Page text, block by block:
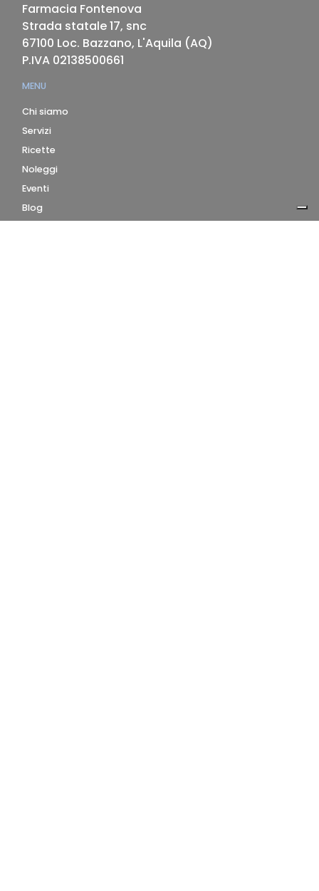
Farmacia Fontenova
Strada statale 17, snc
67100 Loc. Bazzano, L'Aquila (AQ)
P.IVA 02138500661
MENU
Chi siamo
Servizi
Ricette
Noleggi
Eventi
Blog